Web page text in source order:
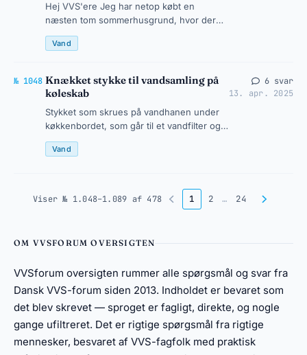
Hej VVS'ere Jeg har netop købt en
næsten tom sommerhusgrund, hvor der
dog er ført vand ind. Dette udmønter sig
ved et lodret vandrør, der stikker op a…
Vand
№ 1048 Knækket stykke til vandsamling på
køleskab
Stykket som skrues på vandhanen under
køkkenbordet, som går til et vandfilter og
videre til et køleskab med vand udtag er
knækket. kan man montere nyt…
Vand
6 svar
13. apr. 2025
Viser № 1.048–1.089 af 478 1 2 … 24
OM VVSFORUM OVERSIGTEN
VVSforum oversigten rummer alle spørgsmål og svar fra
Dansk VVS-forum siden 2013. Indholdet er bevaret som
det blev skrevet — sproget er fagligt, direkte, og nogle
gange ufiltreret. Det er rigtige spørgsmål fra rigtige
mennesker, besvaret af VVS-fagfolk med praktisk